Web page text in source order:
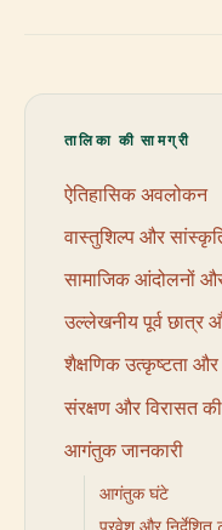
तालिका की सामग्री
ऐतिहासिक अवलोकन
वास्तुशिल्प और
सामाजिक आंदोलनों
उल्लेखनीय पूर्व छात्र
शैक्षणिक उत्कृष्टता
संरक्षण और विरासत
आगंतुक जानकारी
आगंतुक घंटे